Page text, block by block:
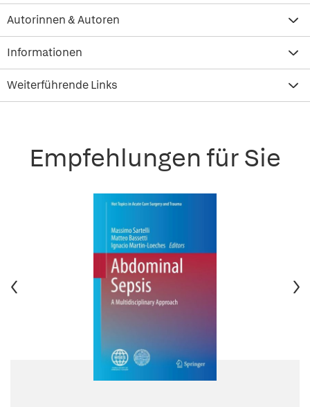
Autorinnen & Autoren
Informationen
Weiterführende Links
Empfehlungen für Sie